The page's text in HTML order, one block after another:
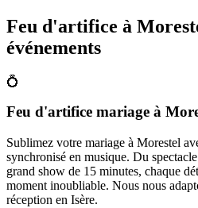
Feu d'artifice à
événements
💍
Feu d'artifice mariage à
Sublimez votre mariage à Morestel
synchronisé en musique. Du
grand show de 15 minutes, chaque
moment inoubliable. Nous nous
réception en Isère.